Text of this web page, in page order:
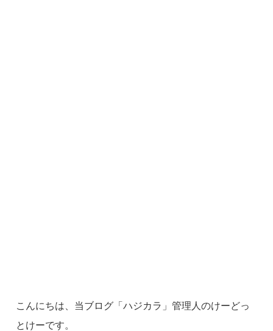
こんにちは、当ブログ「ハジカラ」管理人のけーどっ
とけーです。